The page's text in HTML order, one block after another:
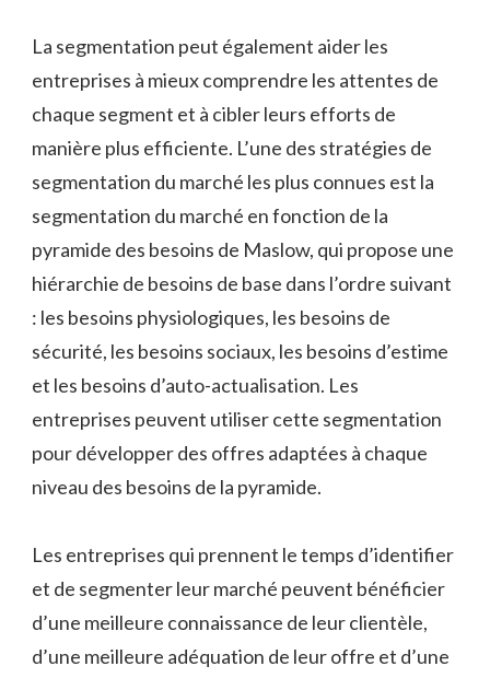
La segmentation peut également aider les
entreprises à mieux comprendre les attentes de
chaque segment et à cibler leurs efforts de
manière plus efficiente. L’une des stratégies de
segmentation du marché les plus connues est la
segmentation du marché en fonction de la
pyramide des besoins de Maslow, qui propose une
hiérarchie de besoins de base dans l’ordre suivant
: les besoins physiologiques, les besoins de
sécurité, les besoins sociaux, les besoins d’estime
et les besoins d’auto-actualisation. Les
entreprises peuvent utiliser cette segmentation
pour développer des offres adaptées à chaque
niveau des besoins de la pyramide.
Les entreprises qui prennent le temps d’identifier
et de segmenter leur marché peuvent bénéficier
d’une meilleure connaissance de leur clientèle,
d’une meilleure adéquation de leur offre et d’une